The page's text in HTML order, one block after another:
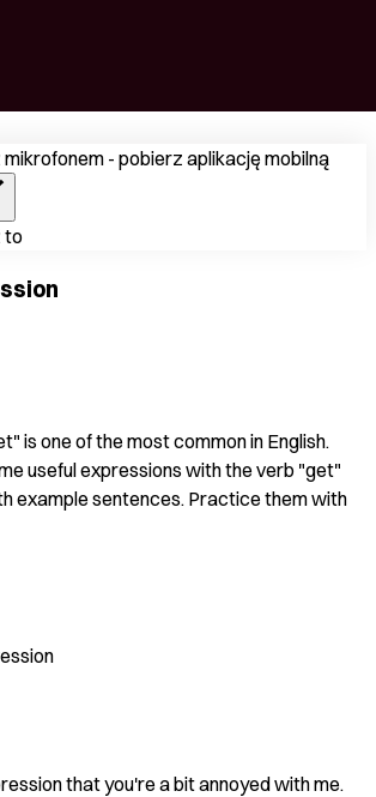
- pobierz aplikację mobilną
to
is one of the most common in English.
useful expressions with the verb "get"
example sentences. Practice them with
that you're a bit annoyed with me.